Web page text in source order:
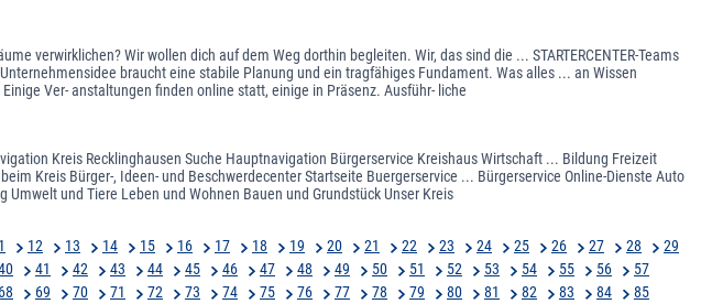
verwirklichen? Wir wollen dich auf dem Weg dorthin begleiten. Wir, das sind die ... STARTERCENTER-Teams
braucht eine stabile Planung und ein tragfähiges Fundament. Was alles ... an Wissen
Ver- anstaltungen finden online statt, einige in Präsenz. Ausführ- liche
Kreis Recklinghausen Suche Hauptnavigation Bürgerservice Kreishaus Wirtschaft ... Bildung Freizeit
Kreis Bürger-, Ideen- und Beschwerdecenter Startseite Buergerservice ... Bürgerservice Online-Dienste Auto
und Tiere Leben und Wohnen Bauen und Grundstück Unser Kreis
12 13 14 15 16 17 18 19 20 21 22 23 24 25 26 27 28
29
41 42 43 44 45 46 47 48 49 50 51 52 53 54 55 56
57
68 69 70 71 72 73 74 75 76 77 78 79 80 81 82 83 84
85